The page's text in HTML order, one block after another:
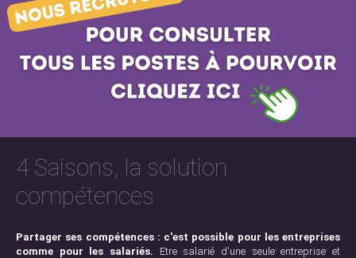
4 Saisons, la solution
compétences
Partager ses compétences : c'est possible pour les entreprises
comme pour les salariés. Etre salarié d'une seule entreprise et